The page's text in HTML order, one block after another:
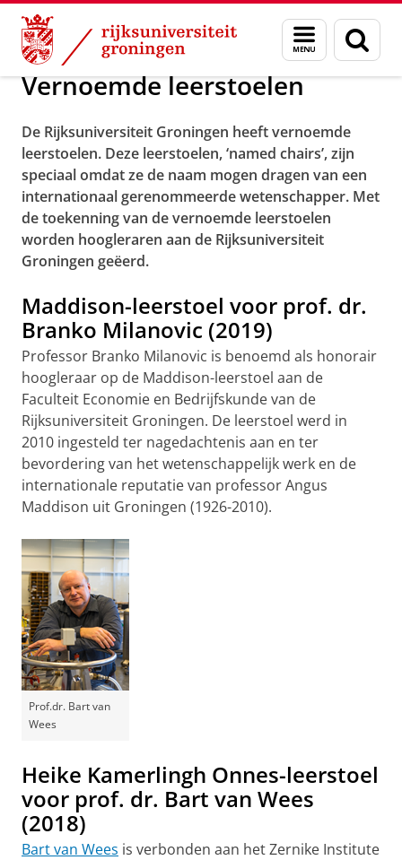
Skip
Content
Skip
Navigation
Menu
en
zoeken
Over ons Vernoemde leerstoelen
Vernoemde leerstoelen
De Rijksuniversiteit Groningen heeft vernoemde
leerstoelen. Deze leerstoelen, ‘named chairs’, zijn
speciaal omdat ze de naam mogen dragen van een
internationaal gerenommeerde wetenschapper. Met
de toekenning van de vernoemde leerstoelen
worden hoogleraren aan de Rijksuniversiteit
Groningen geëerd.
Maddison-leerstoel voor prof. dr.
Branko Milanovic (2019)
Professor Branko Milanovic is benoemd als honorair
hoogleraar op de Maddison-leerstoel aan de
Faculteit Economie en Bedrijfskunde van de
Rijksuniversiteit Groningen. De leerstoel werd in
2010 ingesteld ter nagedachtenis aan en ter
bevordering van het wetenschappelijk werk en de
internationale reputatie van professor Angus
Maddison uit Groningen (1926-2010).
Prof.dr. Bart van
Wees
Heike Kamerlingh Onnes-leerstoel
voor prof. dr. Bart van Wees
(2018)
Bart van Wees is verbonden aan het Zernike Institute